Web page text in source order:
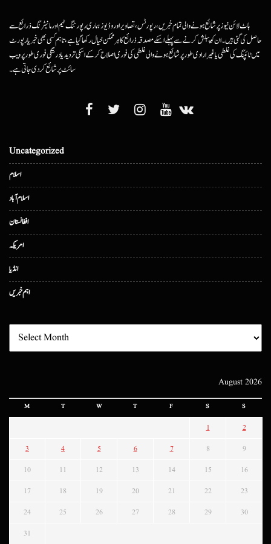
ہاٹ لائن نیوز پر شائع ہونے والی تمام خبریں، رپورٹس، تصاویر اور وڈیوز ہماری رپورٹنگ ٹیم اور مانیٹرنگ ذرائع سے
حاصل کی گئی ہیں۔ ان کو پبلش کرنے سے پہلے اسکے مصدقہ ذرائع کا ہرممکن خیال رکھا گیا ہے، تاہم کسی بھی خبر یا رپورٹ
میں ٹائپنگ کی غلطی یا غیرارادی طور پر شائع ہونے والی غلطی کی فوری اصلاح کرکے اسکی تردید یا درستگی فوری طور پر ویب
سائٹ پر شائع کردی جاتی ہے۔
Uncategorized
اسلام
اسلام آباد
افغانستان
امریکہ
انڈیا
اہم خبریں
August 2026
M T W T F S S
1 2
3 4 5 6 7 8 9
10 11 12 13 14 15 16
17 18 19 20 21 22 23
24 25 26 27 28 29 30
31